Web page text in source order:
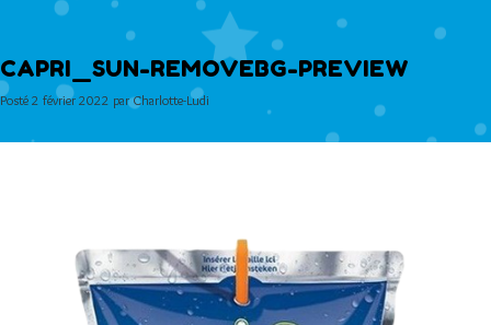
CAPRI_SUN-REMOVEBG-PREVIEW
Posté 2 février 2022 par Charlotte-Ludi